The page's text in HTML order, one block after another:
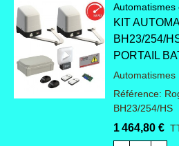
Automatismes
KIT
BH23/254/
PORTAIL
Automatismes
Référence:
BH23/254/HS
1 464,80 €